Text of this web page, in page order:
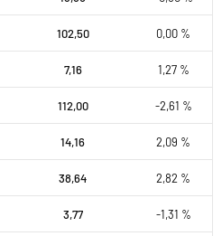
102,50 0,00 %
7,16 1,27 %
112,00 -2,61 %
14,16 2,09 %
38,64 2,82 %
3,77 -1,31 %